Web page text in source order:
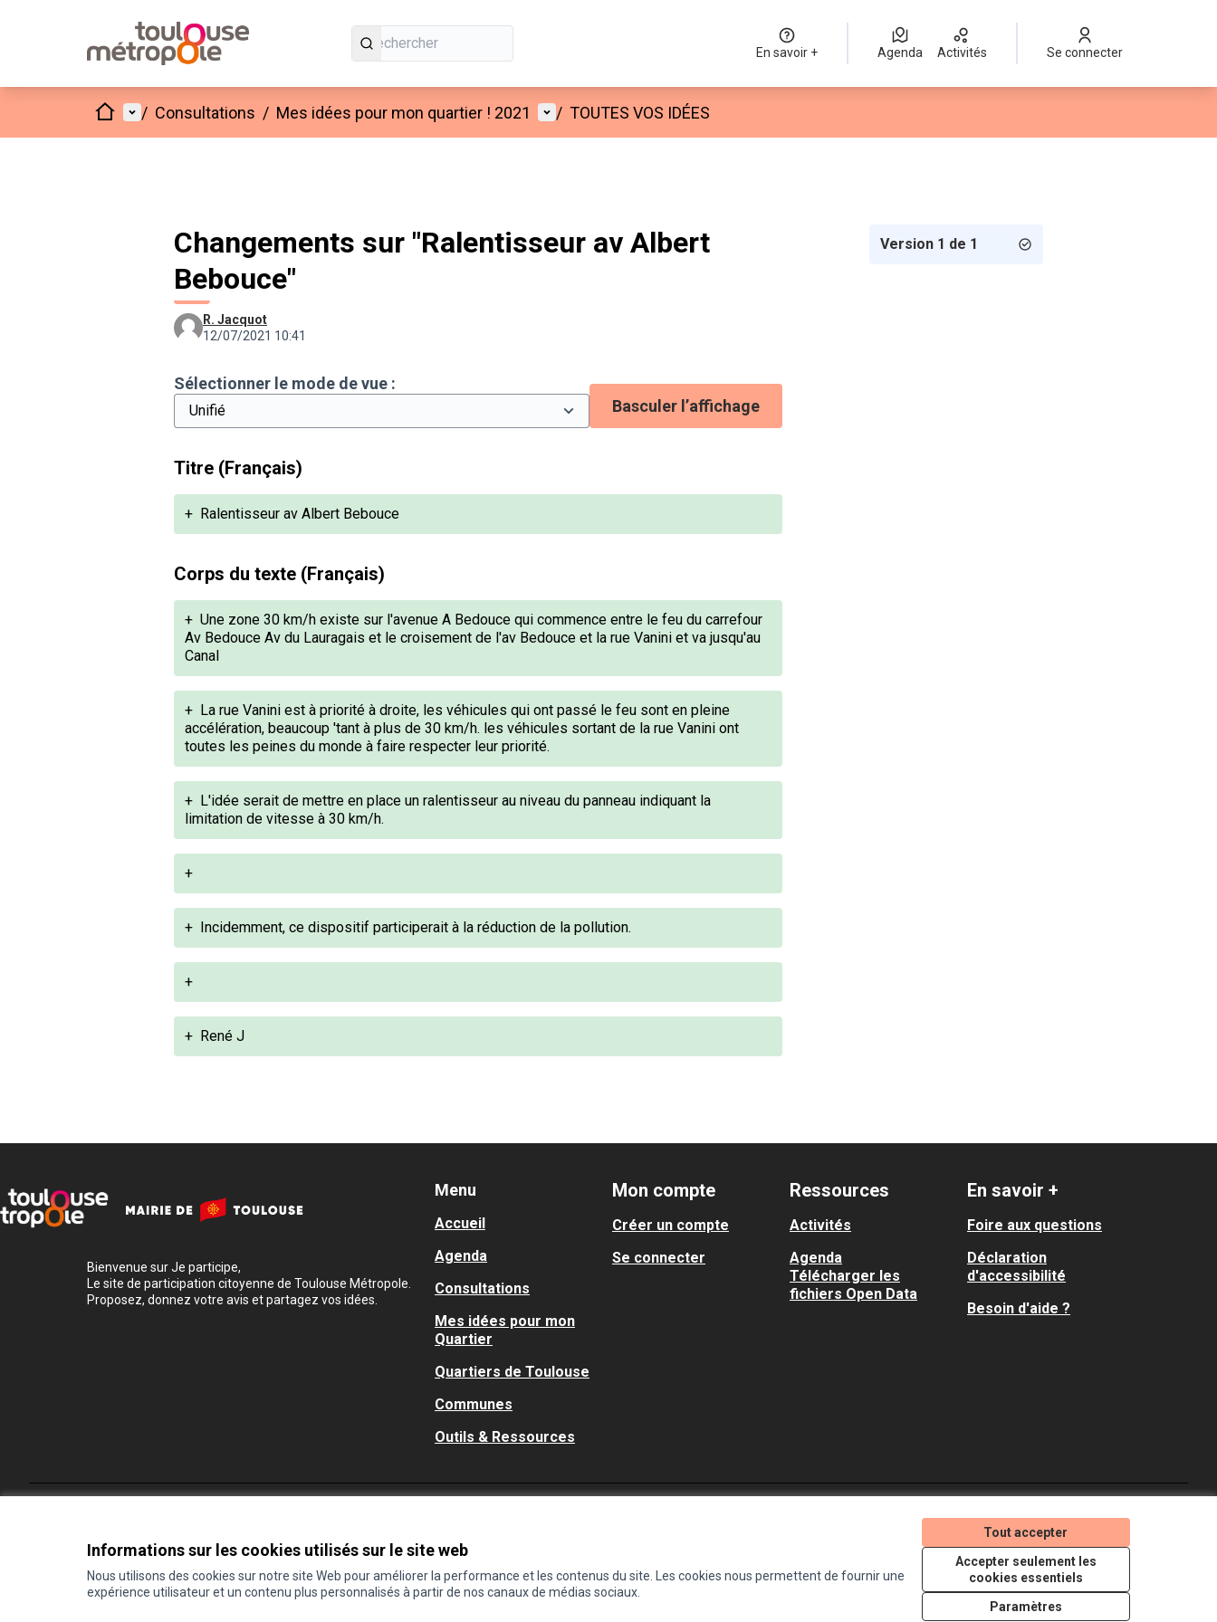
Informations sur les cookies utilisés sur le site web
Nous utilisons des cookies sur notre site Web pour améliorer la performance et les contenus du site. Les cookies nous permettent de fournir une
expérience utilisateur et un contenu plus personnalisés à partir de nos canaux de médias sociaux.
Tout accepter
Accepter seulement les
cookies essentiels
Paramètres
En savoir + Agenda Activités Se connecter
AccueilMenu principal
/ Consultations / Mes idées pour mon quartier ! 2021 Menu utilisateur
/ TOUTES VOS IDÉES
Changements sur "Ralentisseur av Albert
Bebouce"
R. Jacquot
12/07/2021 10:41
Sélectionner le mode de vue :
Basculer l’affichage
Titre (Français)
+ Ralentisseur av Albert Bebouce
Corps du texte (Français)
+ Une zone 30 km/h existe sur l'avenue A Bedouce qui commence entre le feu du carrefour
Av Bedouce Av du Lauragais et le croisement de l'av Bedouce et la rue Vanini et va jusqu'au
Canal
+ La rue Vanini est à priorité à droite, les véhicules qui ont passé le feu sont en pleine
accélération, beaucoup 'tant à plus de 30 km/h. les véhicules sortant de la rue Vanini ont
toutes les peines du monde à faire respecter leur priorité.
+ L'idée serait de mettre en place un ralentisseur au niveau du panneau indiquant la
limitation de vitesse à 30 km/h.
+
+ Incidemment, ce dispositif participerait à la réduction de la pollution.
+
+ René J
Version 1 de 1
Bienvenue sur Je participe,
Le site de participation citoyenne de Toulouse Métropole.
Proposez, donnez votre avis et partagez vos idées.
Menu
Accueil
Agenda
Consultations
Mes idées pour mon
Quartier
Quartiers de Toulouse
Communes
Outils & Ressources
Mon compte
Créer un compte
Se connecter
Ressources
Activités
Agenda
Télécharger les
fichiers Open Data
En savoir +
Foire aux questions
Déclaration
d'accessibilité
Besoin d'aide ?
(Lien externe)
(Lien externe)
(Lien externe)
Licence Creative
(Lien externe)